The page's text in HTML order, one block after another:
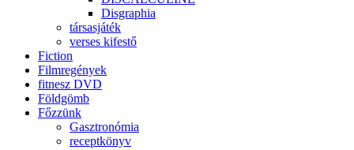
Disgraphia
társasjáték
verses kifestő
Fiction
Filmregények
fitnesz DVD
Földgömb
Főzzünk
Gasztronómia
receptkönyv